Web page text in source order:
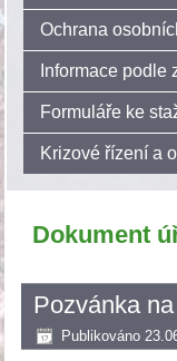
Ochrana
Informace podle
Formuláře ke
Krizové řízení a
Dokument
Pozvánka
Publikováno